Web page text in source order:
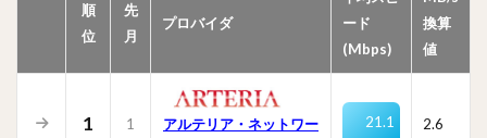
順
位
先
月
プロバイダ
ード
(Mbps)
換算
値
1 1
アルテリア・ネットワー
21.1 2.6